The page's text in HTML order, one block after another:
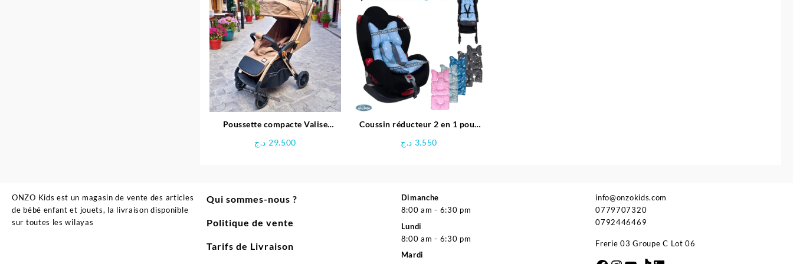
58.000 د.ج.
Poussette compacte Valise
29.500 د.ج
Coussin réducteur 2 en 1 pour
Sevibebe
3.550 د.ج
ONZO Kids est un magasin de vente des articles
de bébé enfant et jouets, la livraison disponible
sur toutes les wilayas
Qui sommes-nous ?
Politique de vente
Tarifs de Livraison
Dimanche
8:00 am - 6:30 pm
Lundi
8:00 am - 6:30 pm
Mardi
info@onzokids.com
0779707320
0792446469
Frerie 03 Groupe C Lot 06